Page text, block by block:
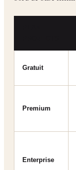
Gratuit
Premium
Enterprise